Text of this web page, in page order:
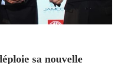
sa nouvelle